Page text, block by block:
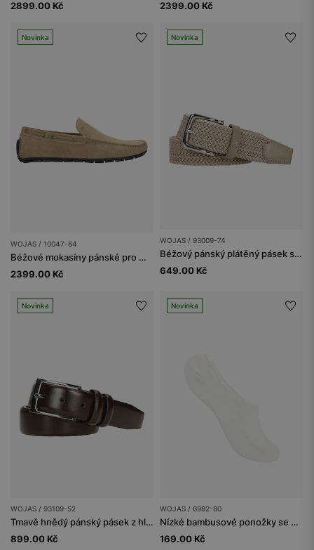
2899.00 Kč 2399.00 Kč
Novinka
WOJAS / 10047-64
Béžové mokasíny pánské pro milovníky natural stylu
2399.00 Kč
Novinka
WOJAS / 93009-74
Béžový pánský plátěný pásek se stříbrnou sponou
649.00 Kč
Novinka
WOJAS / 93109-52
Tmavě hnědý pánský pásek z hladké lícové kůže
899.00 Kč
Novinka
WOJAS / 6982-80
Nízké bambusové ponožky se silikonem
169.00 Kč